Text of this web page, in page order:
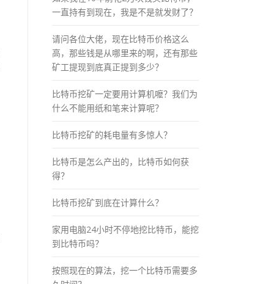
一直持有到现在，我是不是就发财了？
请问各位大佬，现在比特币价格这么
高，那些钱是从哪里来的啊，还有那些
矿工提现到底真正提到多少？
比特币挖矿一定要用计算机嚒？我们为
什么不能用纸和笔来计算呢？
比特币挖矿的耗电量有多惊人？
比特币是怎么产出的，比特币如何获
得？
比特币挖矿到底在计算什么？
家用电脑24小时不停地挖比特币，能挖
到比特币吗？
按照现在的算法，挖一个比特币需要多